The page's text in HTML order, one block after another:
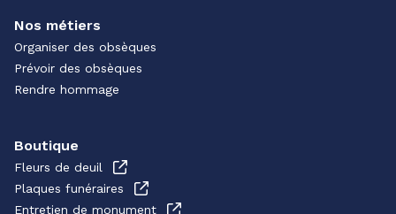
Nos métiers
Organiser des obsèques
Prévoir des obsèques
Rendre hommage
Boutique
Fleurs de deuil
Plaques funéraires
Entretien de monument